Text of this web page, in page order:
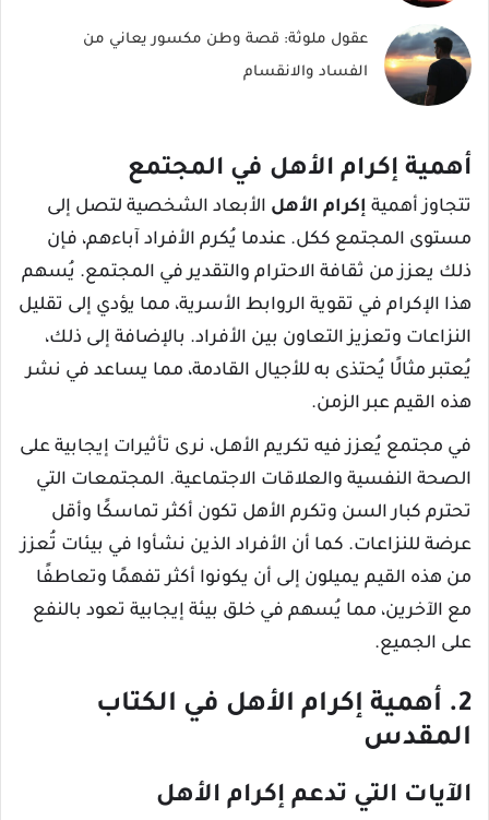
عقول ملوثة: قصة وطن مكسور يعاني من
الفساد والانقسام
أهمية إكرام الأهل في المجتمع
تتجاوز أهمية إكرام الأهل الأبعاد الشخصية لتصل إلى
مستوى المجتمع ككل. عندما يُكرم الأفراد آباءهم، فإن
ذلك يعزز من ثقافة الاحترام والتقدير في المجتمع. يُسهم
هذا الإكرام في تقوية الروابط الأسرية، مما يؤدي إلى تقليل
النزاعات وتعزيز التعاون بين الأفراد. بالإضافة إلى ذلك،
يُعتبر مثالًا يُحتذى به للأجيال القادمة، مما يساعد في نشر
هذه القيم عبر الزمن.
في مجتمع يُعزز فيه تكريم الأهـل، نرى تأثيرات إيجابية على
الصحة النفسية والعلاقات الاجتماعية. المجتمعات التي
تحترم كبار السن وتكرم الأهل تكون أكثر تماسكًا وأقل
عرضة للنزاعات. كما أن الأفراد الذين نشأوا في بيئات تُعزز
من هذه القيم يميلون إلى أن يكونوا أكثر تفهمًا وتعاطفًا
مع الآخرين، مما يُسهم في خلق بيئة إيجابية تعود بالنفع
على الجميع.
2. أهمية إكرام الأهل في الكتاب
المقدس
الآيات التي تدعم إكرام الأهل